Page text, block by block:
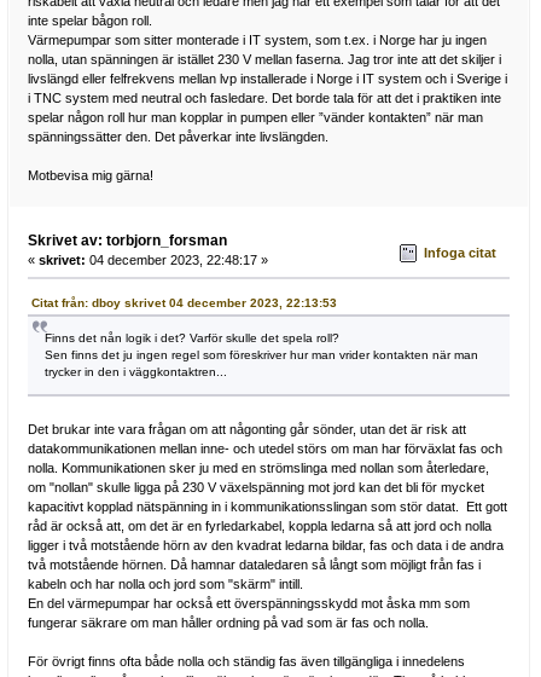
inte spelar bågon roll.
Värmepumpar som sitter monterade i IT system, som t.ex. i Norge har ju ingen
nolla, utan spänningen är istället 230 V mellan faserna. Jag tror inte att det skiljer i
livslängd eller felfrekvens mellan lvp installerade i Norge i IT system och i Sverige i
i TNC system med neutral och fasledare. Det borde tala för att det i praktiken inte
spelar någon roll hur man kopplar in pumpen eller ”vänder kontakten” när man
spänningssätter den. Det påverkar inte livslängden.
Motbevisa mig gärna!
Skrivet av: torbjorn_forsman
« skrivet: 04 december 2023, 22:48:17 » Infoga citat
Citat från: dboy skrivet 04 december 2023, 22:13:53
Finns det nån logik i det? Varför skulle det spela roll?
Sen finns det ju ingen regel som föreskriver hur man vrider kontakten när man
trycker in den i väggkontaktren...
Det brukar inte vara frågan om att någonting går sönder, utan det är risk att
datakommunikationen mellan inne- och utedel störs om man har förväxlat fas och
nolla. Kommunikationen sker ju med en strömslinga med nollan som återledare,
om "nollan" skulle ligga på 230 V växelspänning mot jord kan det bli för mycket
kapacitivt kopplad nätspänning in i kommunikationsslingan som stör datat. Ett gott
råd är också att, om det är en fyrledarkabel, koppla ledarna så att jord och nolla
ligger i två motstående hörn av den kvadrat ledarna bildar, fas och data i de andra
två motstående hörnen. Då hamnar dataledaren så långt som möjligt från fas i
kabeln och har nolla och jord som "skärm" intill.
En del värmepumpar har också ett överspänningsskydd mot åska mm som
fungerar säkrare om man håller ordning på vad som är fas och nolla.
För övrigt finns ofta både nolla och ständig fas även tillgängliga i innedelens